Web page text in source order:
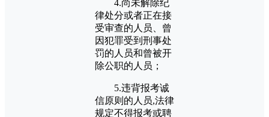
4.尚未解除纪
律处分或者正在接
受审查的人员、曾
因犯罪受到刑事处
罚的人员和曾被开
除公职的人员；
5.违背报考诚
信原则的人员,法律
规定不得报考或聘